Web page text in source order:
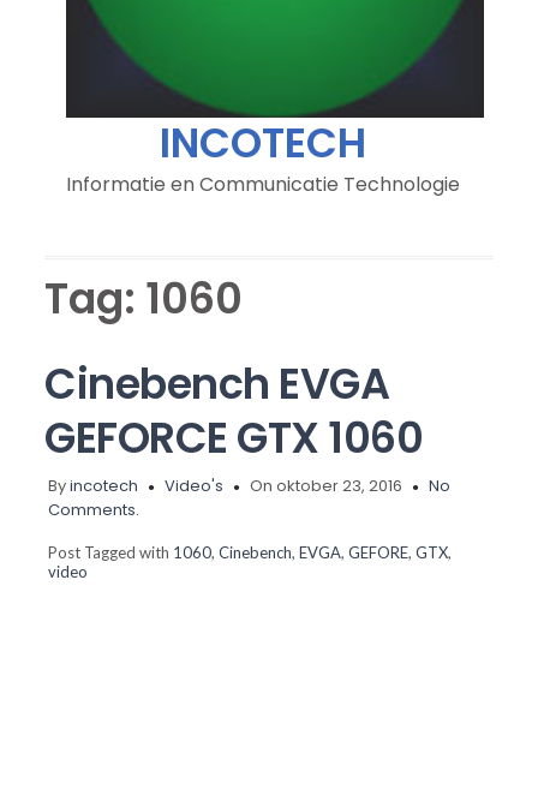
INCOTECH
Informatie en Communicatie Technologie
Tag: 1060
Cinebench EVGA
GEFORCE GTX 1060
Byincotech Video's On oktober 23, 2016
No
Comments.
Post Tagged with 1060,Cinebench,EVGA,GEFORE,GTX,
video